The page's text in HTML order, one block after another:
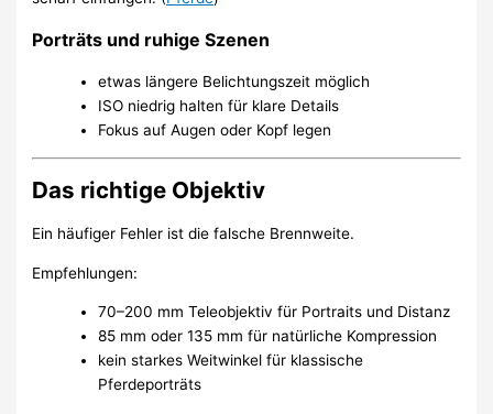
Porträts und ruhige Szenen
etwas längere Belichtungszeit möglich
ISO niedrig halten für klare Details
Fokus auf Augen oder Kopf legen
Das richtige Objektiv
Ein häufiger Fehler ist die falsche Brennweite.
Empfehlungen:
70–200 mm Teleobjektiv für Portraits und Distanz
85 mm oder 135 mm für natürliche Kompression
kein starkes Weitwinkel für klassische
Pferdeporträts